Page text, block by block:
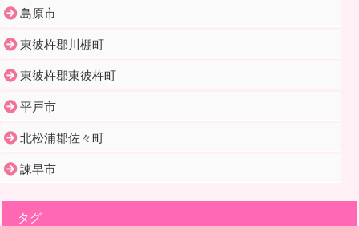
島原市
東彼杵郡川棚町
東彼杵郡東彼杵町
平戸市
北松浦郡佐々町
諫早市
タグ